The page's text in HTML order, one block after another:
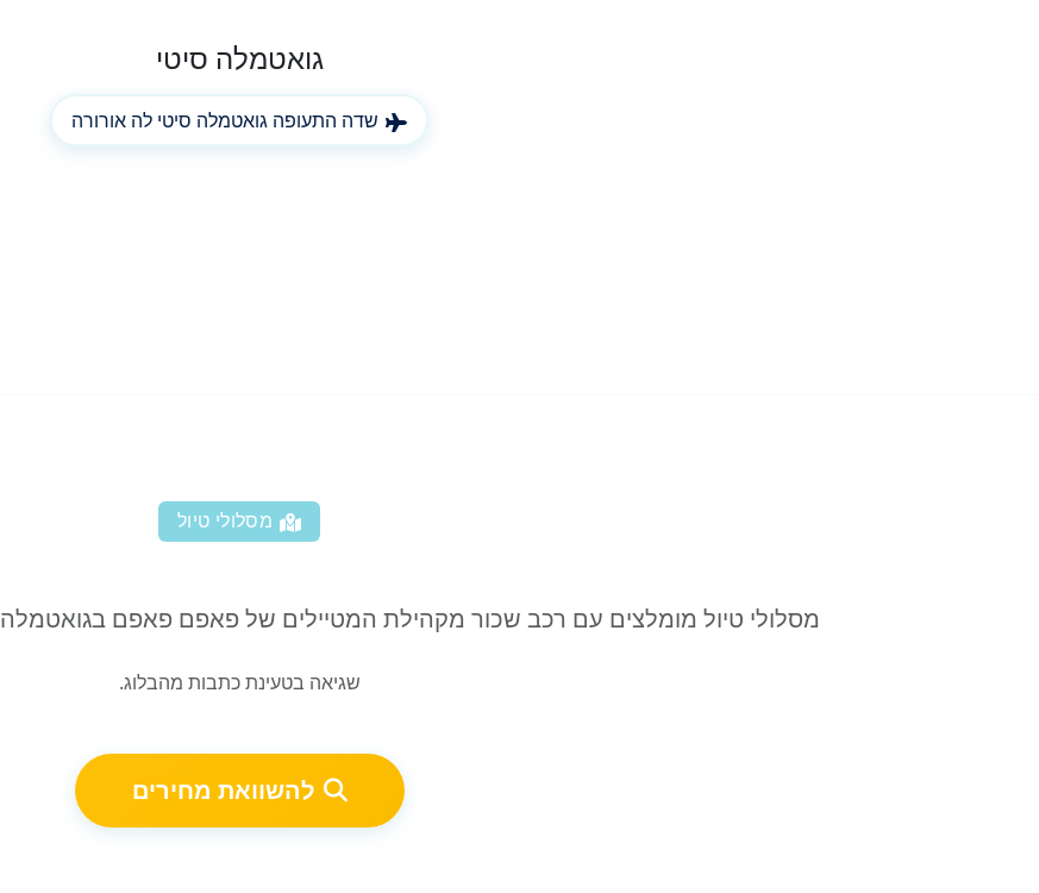
גואטמלה סיטי
שדה התעופה גואטמלה סיטי לה אורורה
מסלולי טיול
מסלולי טיול מומלצים עם רכב שכור מקהילת המטיילים של פאפם פאפם בגואטמלה
שגיאה בטעינת כתבות מהבלוג.
להשוואת מחירים